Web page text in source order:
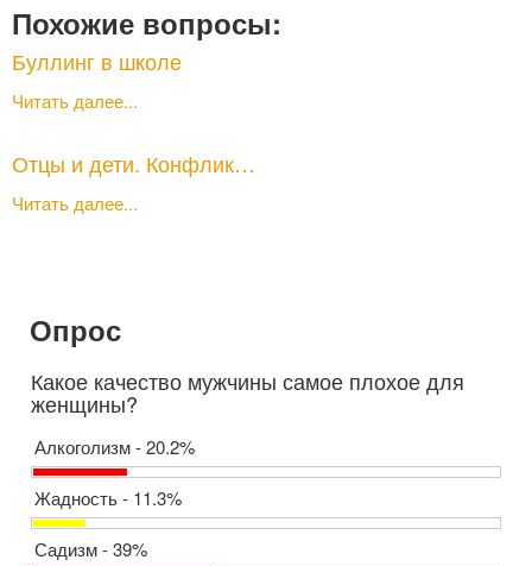
Похожие вопросы:
Буллинг в школе
Читать далее...
Отцы и дети. Конфлик…
Читать далее...
Опрос
Какое качество мужчины самое плохое для
женщины?
Алкоголизм - 20.2%
Жадность - 11.3%
Садизм - 39%